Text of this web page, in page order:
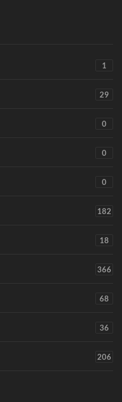
1
29
0
0
0
182
18
366
68
36
206